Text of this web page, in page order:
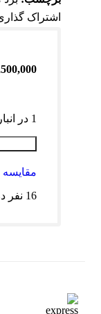
اشتراک
1 در انبار
مقایسه
16 نفر